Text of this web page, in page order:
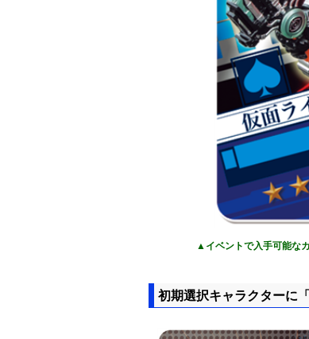
▲イベントで入手可能な
初期選択キャラクターに